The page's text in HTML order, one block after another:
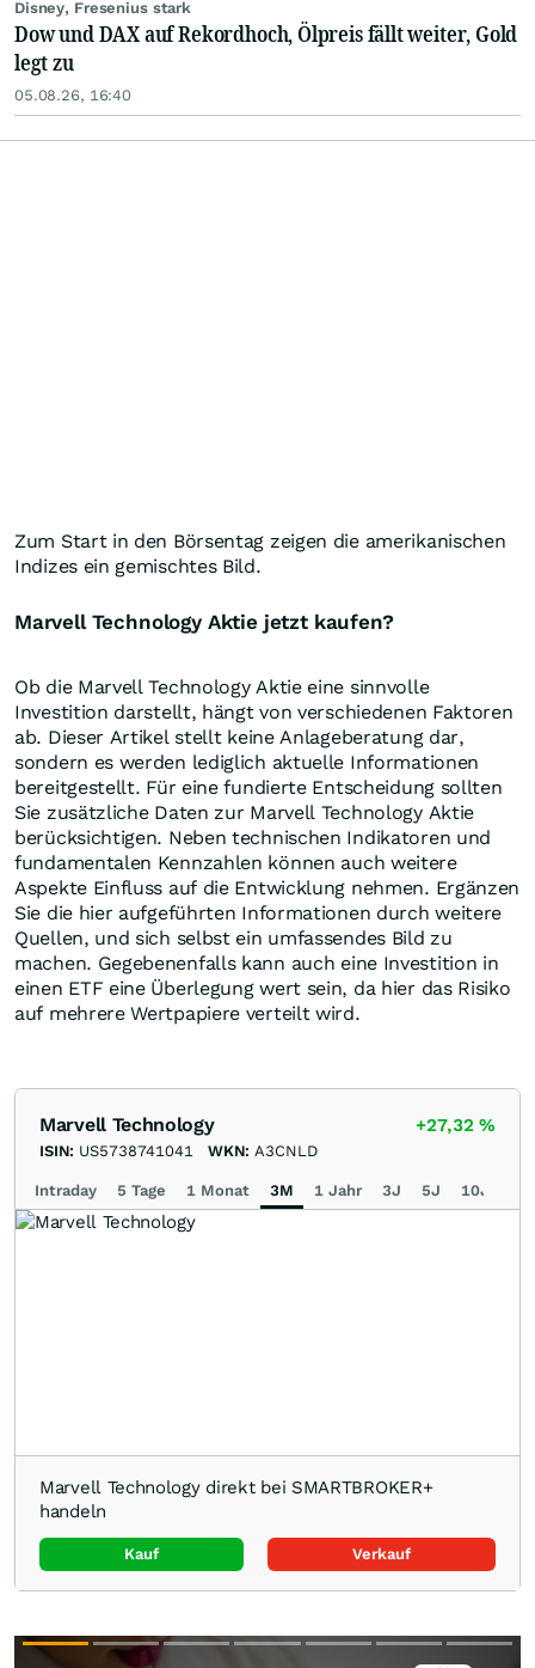
Disney, Fresenius stark
Dow und DAX auf Rekordhoch, Ölpreis fällt weiter, Gold
legt zu
05.08.26, 16:40
Zum Start in den Börsentag zeigen die amerikanischen
Indizes ein gemischtes Bild.
Marvell Technology Aktie jetzt kaufen?
Ob die Marvell Technology Aktie eine sinnvolle
Investition darstellt, hängt von verschiedenen Faktoren
ab. Dieser Artikel stellt keine Anlageberatung dar,
sondern es werden lediglich aktuelle Informationen
bereitgestellt. Für eine fundierte Entscheidung sollten
Sie zusätzliche Daten zur Marvell Technology Aktie
berücksichtigen. Neben technischen Indikatoren und
fundamentalen Kennzahlen können auch weitere
Aspekte Einfluss auf die Entwicklung nehmen. Ergänzen
Sie die hier aufgeführten Informationen durch weitere
Quellen, und sich selbst ein umfassendes Bild zu
machen. Gegebenenfalls kann auch eine Investition in
einen ETF eine Überlegung wert sein, da hier das Risiko
auf mehrere Wertpapiere verteilt wird.
Marvell Technology +27,32%
ISIN: US5738741041 WKN: A3CNLD
Intraday 5 Tage 1 Monat 3M 1 Jahr 3J 5J 10J
Marvell Technology direkt bei SMARTBROKER+
handeln
Kauf Verkauf